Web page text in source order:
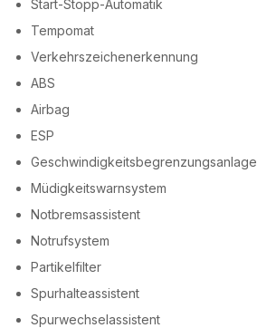
Start-Stopp-Automatik
Tempomat
Verkehrszeichenerkennung
ABS
Airbag
ESP
Geschwindigkeitsbegrenzungsanlage
Müdigkeitswarnsystem
Notbremsassistent
Notrufsystem
Partikelfilter
Spurhalteassistent
Spurwechselassistent